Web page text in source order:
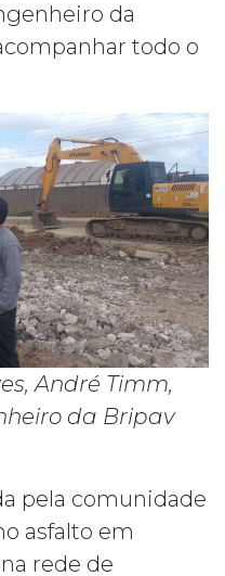
da
todo o
André Timm,
da Bripav
pela comunidade
asfalto em
rede de